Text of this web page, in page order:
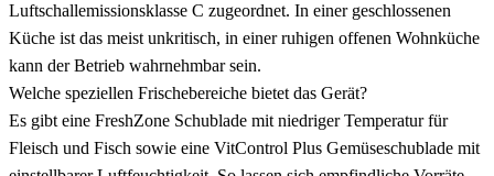
Luftschallemissionsklasse C zugeordnet. In einer geschlossenen
Küche ist das meist unkritisch, in einer ruhigen offenen Wohnküche
kann der Betrieb wahrnehmbar sein.
Welche speziellen Frischebereiche bietet das Gerät?
Es gibt eine FreshZone Schublade mit niedriger Temperatur für
Fleisch und Fisch sowie eine VitControl Plus Gemüseschublade mit